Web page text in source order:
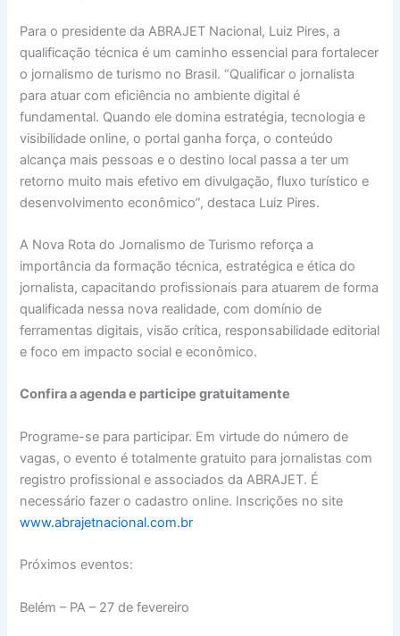
Para o presidente da ABRAJET Nacional, Luiz Pires, a
qualificação técnica é um caminho essencial para fortalecer
o jornalismo de turismo no Brasil. “Qualificar o jornalista
para atuar com eficiência no ambiente digital é
fundamental. Quando ele domina estratégia, tecnologia e
visibilidade online, o portal ganha força, o conteúdo
alcança mais pessoas e o destino local passa a ter um
retorno muito mais efetivo em divulgação, fluxo turístico e
desenvolvimento econômico”, destaca Luiz Pires.
A Nova Rota do Jornalismo de Turismo reforça a
importância da formação técnica, estratégica e ética do
jornalista, capacitando profissionais para atuarem de forma
qualificada nessa nova realidade, com domínio de
ferramentas digitais, visão crítica, responsabilidade editorial
e foco em impacto social e econômico.
Confira a agenda e participe gratuitamente
Programe-se para participar. Em virtude do número de
vagas, o evento é totalmente gratuito para jornalistas com
registro profissional e associados da ABRAJET. É
necessário fazer o cadastro online. Inscrições no site
www.abrajetnacional.com.br
Próximos eventos:
Belém – PA – 27 de fevereiro